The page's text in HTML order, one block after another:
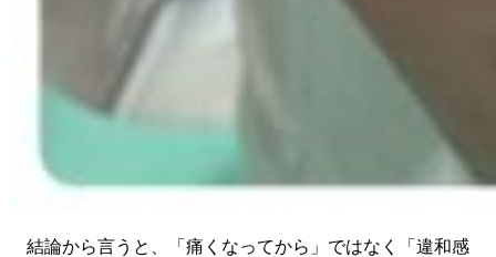
結論から言うと、「痛くなってから」ではなく「違和感